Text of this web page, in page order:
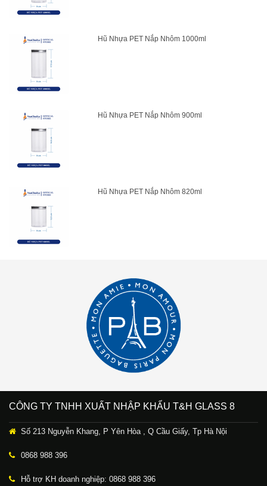
Hũ Nhựa PET Nắp Nhôm 1000ml
Hũ Nhựa PET Nắp Nhôm 900ml
Hũ Nhựa PET Nắp Nhôm 820ml
CÔNG TY TNHH XUẤT NHẬP KHẨU T&H GLASS 8
Số 213 Nguyễn Khang, P Yên Hòa , Q Cầu Giấy, Tp Hà Nội
0868 988 396
Hỗ trợ KH doanh nghiệp: 0868 988 396